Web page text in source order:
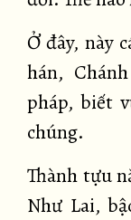
Ở đây, này
hán,
pháp, biết
chúng.
Thành tựu
Như Lai,